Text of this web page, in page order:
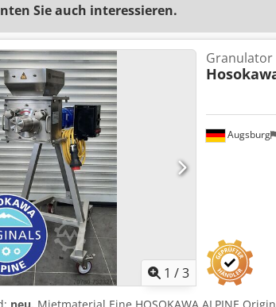
Sie auch interessieren.
1 /3
Augsburg
Granulator
neu, Mietmaterial Eine HOSOKAWA ALPINE